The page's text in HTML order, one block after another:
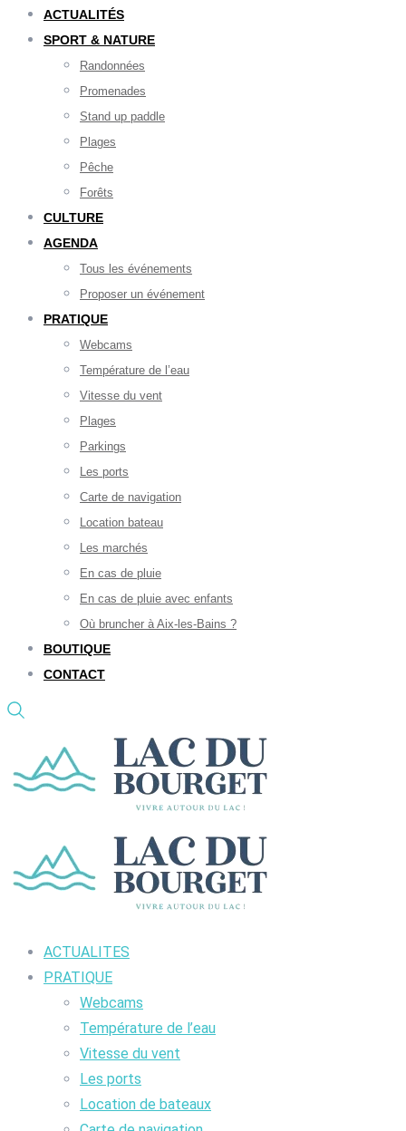
ACTUALITÉS
SPORT & NATURE
Randonnées
Promenades
Stand up paddle
Plages
Pêche
Forêts
CULTURE
AGENDA
Tous les événements
Proposer un événement
PRATIQUE
Webcams
Température de l’eau
Vitesse du vent
Plages
Parkings
Les ports
Carte de navigation
Location bateau
Les marchés
En cas de pluie
En cas de pluie avec enfants
Où bruncher à Aix-les-Bains ?
BOUTIQUE
CONTACT
ACTUALITES
PRATIQUE
Webcams
Température de l’eau
Vitesse du vent
Les ports
Location de bateaux